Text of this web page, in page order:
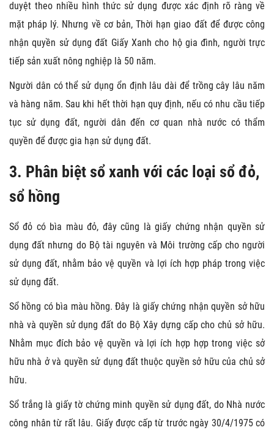
duyệt theo nhiều hình thức sử dụng được xác định rõ ràng về
mặt pháp lý. Nhưng về cơ bản, Thời hạn giao đất để được công
nhận quyền sử dụng đất Giấy Xanh cho hộ gia đình, người trực
tiếp sản xuất nông nghiệp là 50 năm.
Người dân có thể sử dụng ổn định lâu dài để trồng cây lâu năm
và hàng năm. Sau khi hết thời hạn quy định, nếu có nhu cầu tiếp
tục sử dụng đất, người dân đến cơ quan nhà nước có thẩm
quyền để được gia hạn sử dụng đất.
3. Phân biệt sổ xanh với các loại sổ đỏ,
sổ hồng
Sổ đỏ có bìa màu đỏ, đây cũng là giấy chứng nhận quyền sử
dụng đất nhưng do Bộ tài nguyên và Môi trường cấp cho người
sử dụng đất, nhằm bảo vệ quyền và lợi ích hợp pháp trong việc
sử dụng đất.
Sổ hồng có bìa màu hồng. Đây là giấy chứng nhận quyền sở hữu
nhà và quyền sử dụng đất do Bộ Xây dựng cấp cho chủ sở hữu.
Nhằm mục đích bảo vệ quyền và lợi ích hợp hợp trong việc sở
hữu nhà ở và quyền sử dụng đất thuộc quyền sở hữu của chủ sở
hữu.
Sổ trắng là giấy tờ chứng minh quyền sử dụng đất, do Nhà nước
công nhân từ rất lâu. Giấy được cấp từ trước ngày 30/4/1975 có